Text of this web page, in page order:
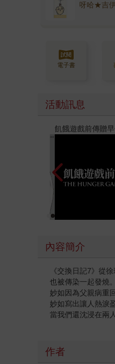
呀哈★吉
電子書
活動訊息
春光ｘ奇幻基
內容簡介
《交換日記7》從
也被傳染一起發燒。
妙如因為父親病重
妙如寫出讓人熱淚
當我們還沈浸在兩
作者